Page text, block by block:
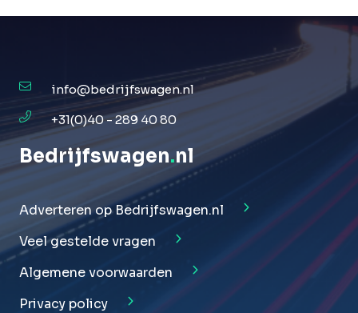
info@bedrijfswagen.nl
+31(0)40 - 289 40 80
Bedrijfswagen.nl
Adverteren op Bedrijfswagen.nl
Veel gestelde vragen
Algemene voorwaarden
Privacy policy